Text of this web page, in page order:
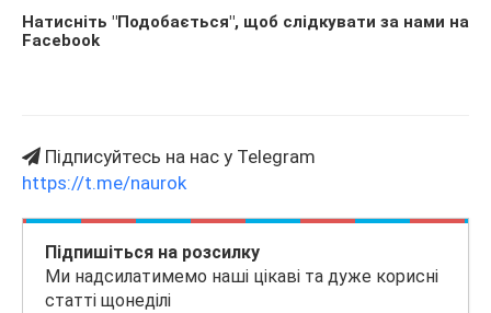
Натисніть "Подобається", щоб слідкувати за нами на
Facebook
Підписуйтесь на нас у Telegram
https://t.me/naurok
Підпишіться на розсилку
Ми надсилатимемо наші цікаві та дуже корисні
статті щонеділі